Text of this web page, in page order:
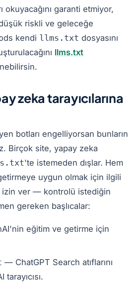
okuyacağını garanti etmiyor,
riskli ve geleceğe
kendi llms.txt dosyasını
llms.txt
zeka tarayıcılarına
botları engelliyorsan bunların
Birçok site, yapay zeka
'te istemeden dışlar. Hem
uygun olmak için ilgili
izin ver — kontrolü istediğin
gereken başlıcalar:
eğitim ve getirme için
— ChatGPT Search atıflarını